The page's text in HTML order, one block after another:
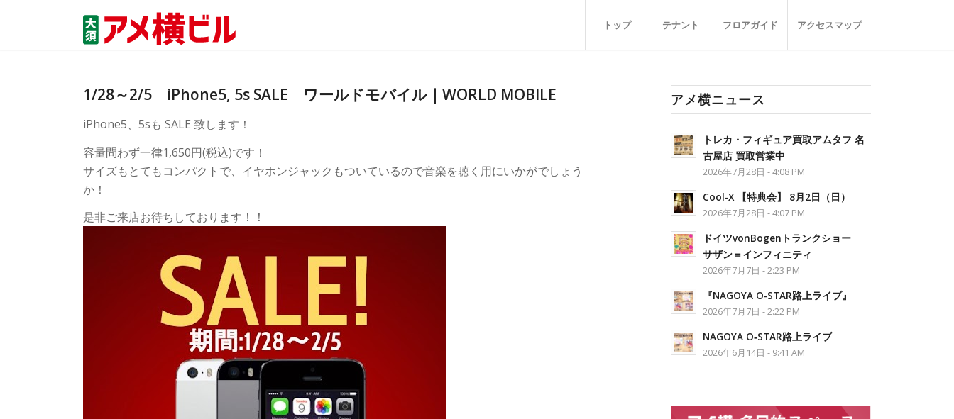
トップ テナント フロアガイド アクセスマップ
1/28～2/5 iPhone5, 5s SALE ワールドモバイル｜WORLD MOBILE
iPhone5、5sも SALE 致します！
容量問わず一律1,650円(税込)です！
サイズもとてもコンパクトで、イヤホンジャックもついているので音楽を聴く用にいかがでしょう
か！
是非ご来店お待ちしております！！
アメ横ニュース
トレカ・フィギュア買取アムタフ 名
古屋店 買取営業中
2026年7月28日 - 4:08 PM
Cool-X 【特典会】 8月2日（日）
2026年7月28日 - 4:07 PM
ドイツvonBogenトランクショー
サザン＝インフィニティ
2026年7月7日 - 2:23 PM
『NAGOYA O-STAR路上ライブ』
2026年7月7日 - 2:22 PM
NAGOYA O‐STAR路上ライブ
2026年6月14日 - 9:41 AM